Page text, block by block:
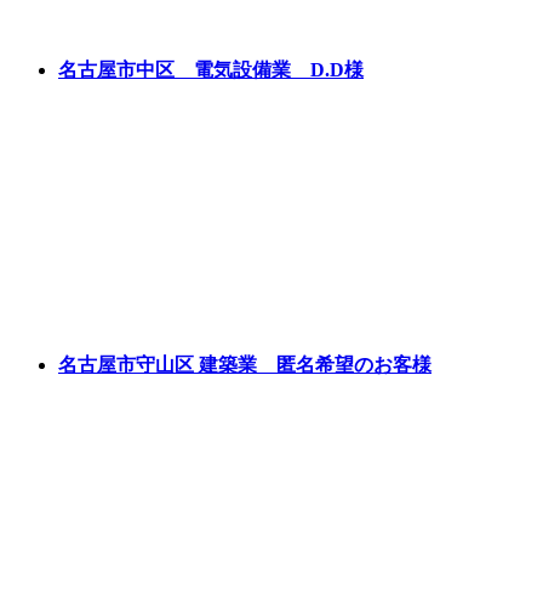
名古屋市中区 電気設備業 D.D様
名古屋市守山区 建築業 匿名希望のお客様